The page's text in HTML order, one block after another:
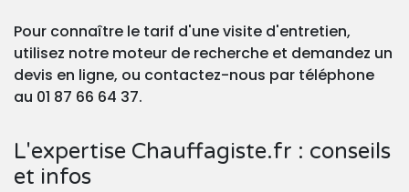
Pour connaître le tarif d'une visite d'entretien,
utilisez notre moteur de recherche et demandez un
devis en ligne, ou contactez-nous par téléphone
au 01 87 66 64 37.
L'expertise Chauffagiste.fr : conseils
et infos